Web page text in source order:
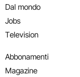
Dal mondo
Jobs
Television
Abbonamenti
Magazine